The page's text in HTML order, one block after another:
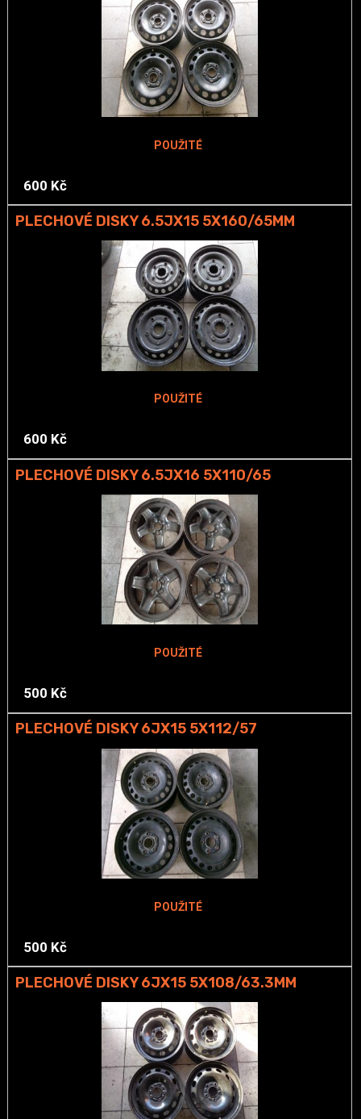
POUŽITÉ
600 Kč
PLECHOVÉ DISKY 6.5JX15 5X160/65MM
POUŽITÉ
600 Kč
PLECHOVÉ DISKY 6.5JX16 5X110/65
POUŽITÉ
500 Kč
PLECHOVÉ DISKY 6JX15 5X112/57
POUŽITÉ
500 Kč
PLECHOVÉ DISKY 6JX15 5X108/63.3MM